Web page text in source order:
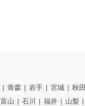
青森 岩手 宮城 秋田
富山 石川 福井 山梨